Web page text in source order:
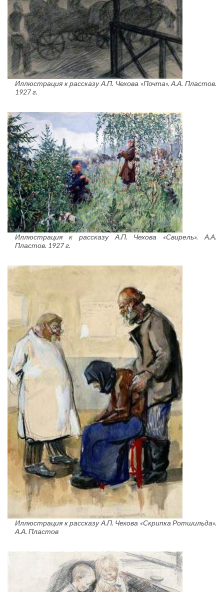
Иллюстрация к рассказу А.П. Чехова «Почта». А.А. Пластов.
1927 г.
Иллюстрация к рассказу А.П. Чехова «Свирель». А.А.
Пластов. 1927 г.
Иллюстрация к рассказу А.П. Чехова «Скрипка Ротшильда».
А.А. Пластов